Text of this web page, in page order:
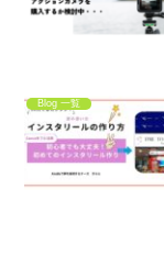
Blog 一覧